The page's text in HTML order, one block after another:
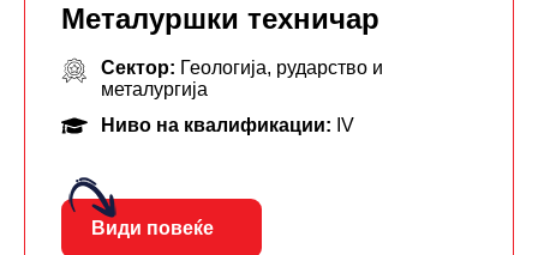
Металуршки техничар
Сектор: Геологија, рударство и
металургија
Ниво на квалификации: IV
Види повеќе